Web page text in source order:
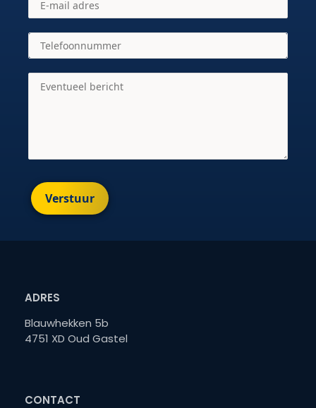
Verstuur
ADRES
Blauwhekken 5b
4751 XD Oud Gastel
CONTACT